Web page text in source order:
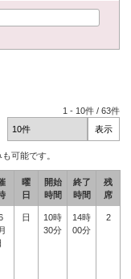
1 - 10件 /63件
可能です。
曜
日
開始
時間
終了
時間
残
席
日
10時
30分
14時
00分
2